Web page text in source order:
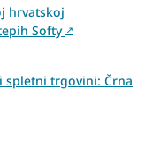
hrvatskoj
Softy ↗
spletni trgovini: Črna